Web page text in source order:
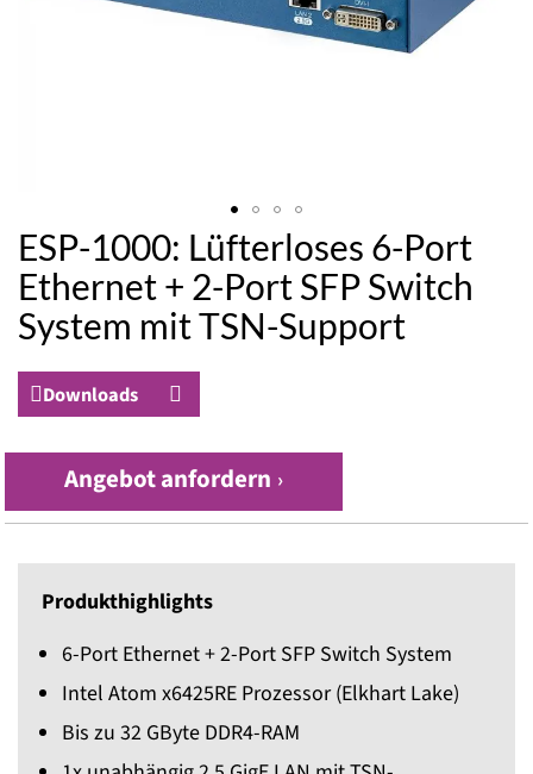
ESP-1000: Lüfterloses 6-Port
Ethernet + 2-Port SFP Switch
System mit TSN-Support
Downloads
Angebot anfordern
Produkthighlights
6-Port Ethernet + 2-Port SFP Switch System
Intel Atom x6425RE Prozessor (Elkhart Lake)
Bis zu 32 GByte DDR4-RAM
Zum
Anfang
der
Bildergalerie
springen